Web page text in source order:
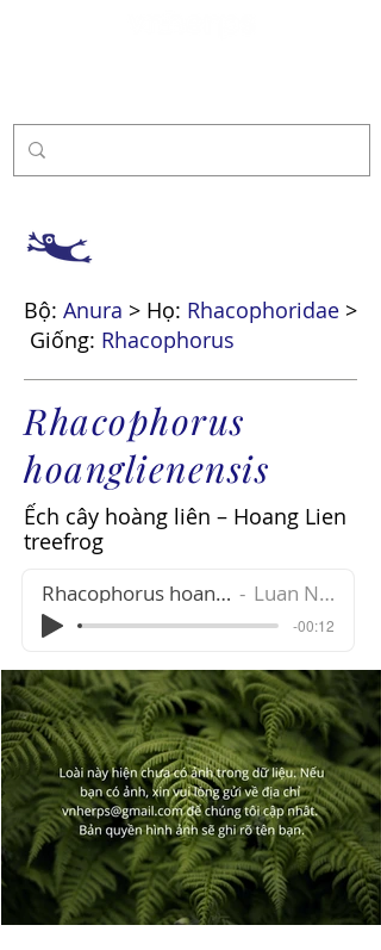
Bộ: Anura > Họ: Rhacophoridae >
Giống: Rhacophorus
Rhacophorus
hoanglienensis
Ếch cây hoàng liên – Hoang Lien
treefrog
Rhacophorus hoanglienensis Luan Nguyen
-00:12